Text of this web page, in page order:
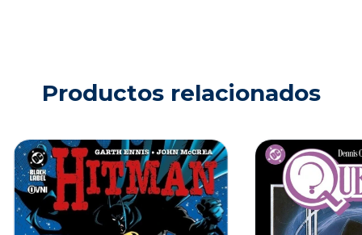
Productos relacionados